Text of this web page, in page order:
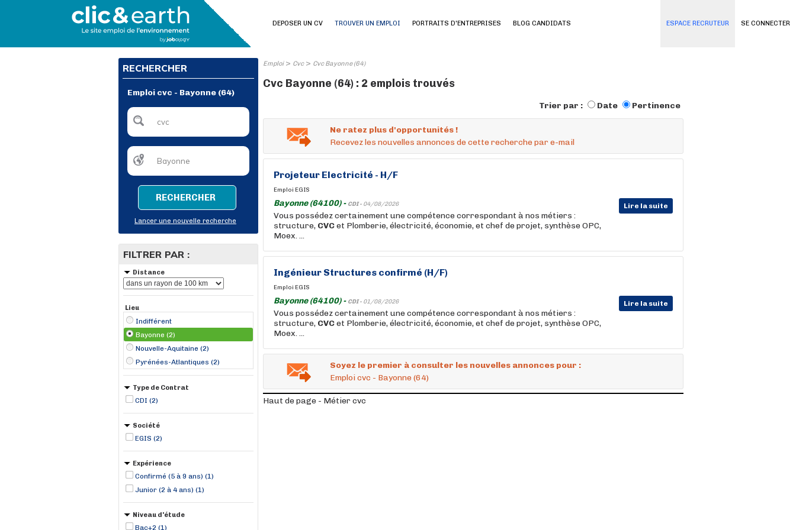
SE CONNECTER
DEPOSER UN CV TROUVER UN EMPLOI PORTRAITS D'ENTREPRISES BLOG CANDIDATS ESPACE RECRUTEUR
RECHERCHER
Emploi cvc - Bayonne (64)
RECHERCHER
Lancer une nouvelle recherche
FILTRER PAR :
Distance
Lieu
Indifférent
Bayonne (2)
Nouvelle-Aquitaine (2)
Pyrénées-Atlantiques (2)
Type de Contrat
CDI (2)
Société
EGIS (2)
Expérience
Confirmé (5 à 9 ans) (1)
Junior (2 à 4 ans) (1)
Niveau d'étude
Bac+2 (1)
Emploi> Cvc> Cvc Bayonne (64)
Cvc Bayonne (64) : 2 emplois trouvés
Trier par : Date Pertinence
Ne ratez plus d'opportunités !
Recevez les nouvelles annonces de cette recherche par e-mail
Projeteur Electricité - H/F
Emploi EGIS
Bayonne (64100) - CDI - 04/08/2026 Lire la suite
Vous possédez certainement une compétence correspondant à nos métiers :
structure, CVCet Plomberie, électricité, économie, et chef de projet, synthèse OPC,
Moex. ...
Ingénieur Structures confirmé (H/F)
Emploi EGIS
Bayonne (64100) - CDI - 01/08/2026 Lire la suite
Vous possédez certainement une compétence correspondant à nos métiers :
structure, CVCet Plomberie, électricité, économie, et chef de projet, synthèse OPC,
Moex. ...
Soyez le premier à consulter les nouvelles annonces pour :
Emploi cvc - Bayonne (64)
Haut de page - Métier cvc